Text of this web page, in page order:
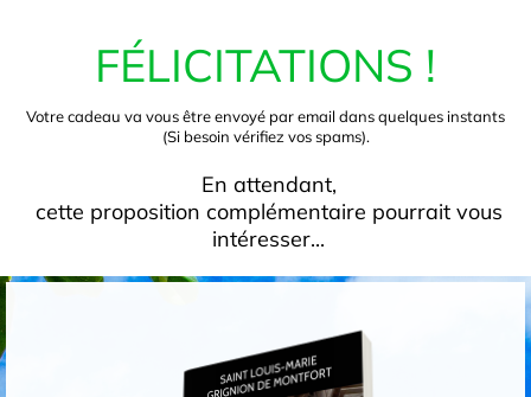
FÉLICITATIONS !
Votre cadeau va vous être envoyé par email dans quelques instants
(Si besoin vérifiez vos spams).
En attendant,
cette proposition complémentaire pourrait vous
intéresser...